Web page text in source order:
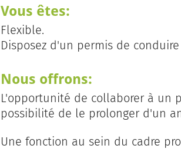
Vous êtes:
Flexible.
Disposez d'un permis de
Nous offrons:
L'opportunité de collaborer à un
possibilité de le prolonger d'un
Une fonction au sein du cadre